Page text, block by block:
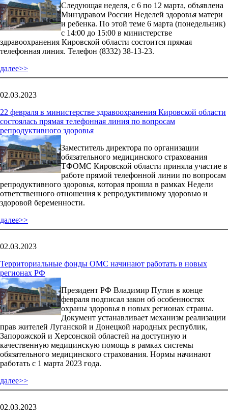
Следующая неделя, с 6 по 12 марта, объявлена
Минздравом России Неделей здоровья матери
и ребенка. По этой теме 6 марта (понедельник)
с 14:00 до 15:00 в министерстве
здравоохранения Кировской области состоится прямая
телефонная линия. Телефон (8332) 38-13-23.
далее>>
02.03.2023
22 февраля в министерстве здравоохранения Кировской области
состоялась прямая телефонная линия по вопросам
репродуктивного здоровья
Заместитель директора по организации
обязательного медицинского страхования
ТФОМС Кировской области приняла участие в
работе прямой телефонной линии по вопросам
репродуктивного здоровья, которая прошла в рамках Недели
ответственного отношения к репродуктивному здоровью и
здоровой беременности.
далее>>
02.03.2023
Территориальные фонды ОМС начинают работать в новых
регионах РФ
Президент РФ Владимир Путин в конце
февраля подписал закон об особенностях
охраны здоровья в новых регионах страны.
Документ устанавливает механизм реализации
прав жителей Луганской и Донецкой народных республик,
Запорожской и Херсонской областей на доступную и
качественную медицинскую помощь в рамках системы
обязательного медицинского страхования. Нормы начинают
работать с 1 марта 2023 года.
далее>>
02.03.2023